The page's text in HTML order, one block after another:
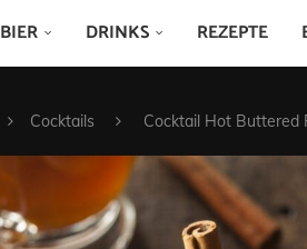
BIER DRINKS REZEPTE
Cocktails Cocktail Hot Buttered